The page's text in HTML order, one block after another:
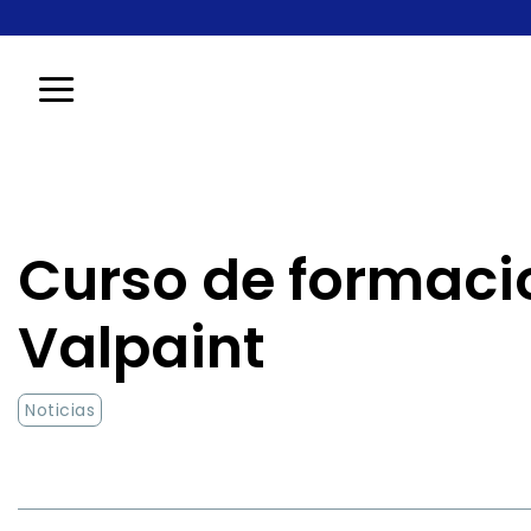
al
contenido
Noticias
Curso de
Valpaint